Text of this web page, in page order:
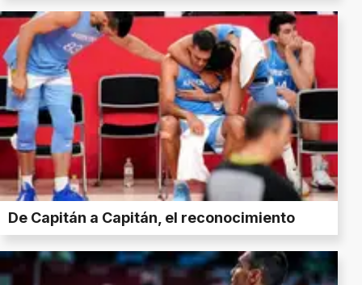
De Capitán a Capitán, el reconocimiento